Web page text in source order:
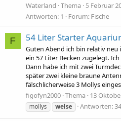
Waterland Thema 5 Februar
Antworten: 1 Forum: Fische
F 54 Liter Starter
Guten Abend ich bin relativ
ein 57 Liter Becken zugelegt.
Dann habe ich mit zwei
später zwei kleine braune
fälschlicherweise 3 Mollys
figofyn2000 Thema 13
mollys
welse Antworten: 34